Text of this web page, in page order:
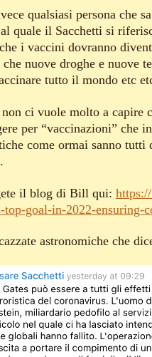
qualsiasi persona che
quale il Sacchetti si
i vaccini dovranno
nuove droghe e nuove
tutto il mondo etc
ci vuole molto a capire
per “vaccinazioni” che
come ormai sanno
il blog di Bill qui:
top-goal-in-2022-ensuring-
astronomiche che